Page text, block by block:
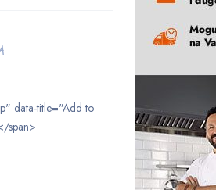
data-title="Add to
span>